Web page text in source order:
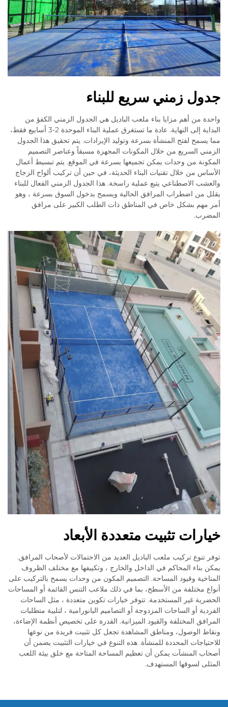
جدول زمني سريع للبناء
واحدة من أهم مزايا بناء ملعب الباديل هي الجدول الزمني الكفؤ من
البداية إلى النهاية. عادة ما تستغرق عملية البناء الموحدة 2-3 أسابيع فقط،
مما يسمح لفتح المنشأة بسرعة وتوليد الإيرادات. يتم تحقيق هذا الجدول
الزمني السريع من خلال المكونات المجهزة مسبقاً وعناصر التصميم
المكونة من وحدات يمكن تجميعها بسرعة في الموقع. يتم تبسيط أعمال
الأساس من خلال تقنيات البناء الحديثة، في حين أن تركيب ألواح الزجاج
والعشب الاصطناعي يتبع عملية راسخة. هذا الجدول الزمني الفعال للبناء
يقلل من اضطراب المرافق الحالية ويسمح بدخول السوق بسرعة ، وهو
أمر مهم بشكل خاص في المناطق ذات الطلب الكبير على مرافق
المضرب.
خيارات تثبيت متعددة الأبعاد
توفر تنوع تركيب ملعب الباديل العديد من الاحتمالات لأصحاب المرافق.
يمكن بناء المحاكم في الداخل والخارج ، وتكييفها مع مختلف الظروف
المناخية وقيود المساحة. التصميم المكون من وحدات يسمح بالتركيب على
أنواع مختلفة من الأسطح، بما في ذلك ملاعب التنس القائمة أو المساحات
الحضرية غير المستخدمة. تتوفر خيارات تكوين متعددة ، مثل الساحات
الفردية أو الساحات المزدوجة أو التصاميم البانورامية ، لتلبية متطلبات
المرافق المختلفة والقيود الميزانية. القدرة على تخصيص أنظمة الإضاءة،
ونقاط الوصول، ومناطق المشاهدة تجعل كل تثبيت فريدة من نوعها
للاحتياجات المحددة للمنشأة. هذه التنوع في خيارات التثبيت يضمن أن
أصحاب المنشآت يمكن أن تعظيم المساحة المتاحة مع خلق بيئة اللعب
المثلى لسوقها المستهدف.